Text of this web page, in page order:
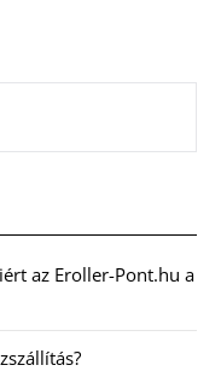
az Eroller-Pont.hu a